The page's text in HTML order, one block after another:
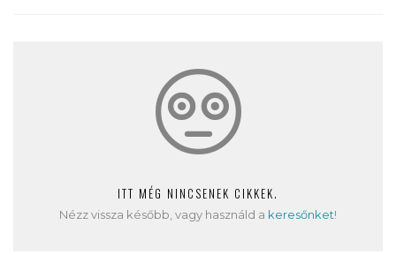
ITT MÉG NINCSENEK CIKKEK.
Nézz vissza később, vagy használd a keresőnket!